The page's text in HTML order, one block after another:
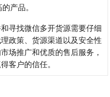
产品。
寻找微信多开货源需要仔细
政策、货源渠道以及安全性
场推广和优质的售后服务，
客户的信任。